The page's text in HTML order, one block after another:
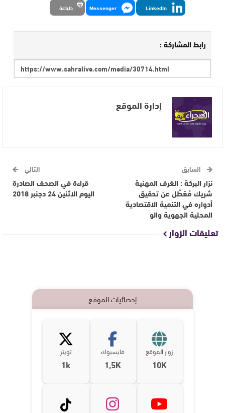
LinkedIn
Messenger طباعة
رابط المشاركة :
إدارة الموقع
السابق
نزار البركة : الغرف المهنية
شريك مُعَطَّل عن تحقيق
أدواره في التنمية الاقتصادية
المحلية الجهوية والو
التالي
قراءة في الصحف الصادرة
اليوم الاثنين 24 دجنبر 2018
تعليقات الزوار
إحصائيات الموقع
زوار الموقع
10K
فايسبوك
1,5K
تويتر
1k